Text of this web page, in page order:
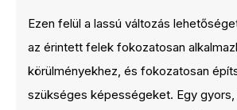
Ezen felül a lassú változás
az érintett felek fokozatosan
körülményekhez, és fokozatosan
szükséges képességeket. Egy gyors,